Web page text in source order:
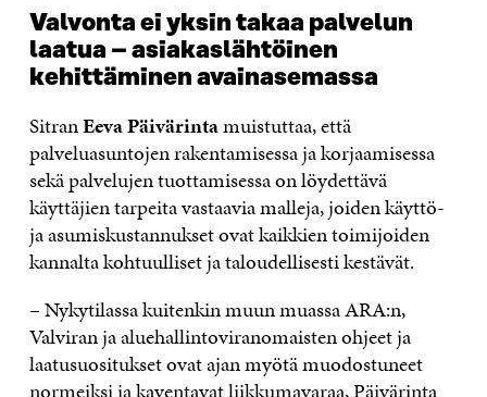
Valvonta ei yksin takaa palvelun
laatua – asiakaslähtöinen
kehittäminen avainasemassa
SitranEeva Päivärintamuistuttaa, että
palveluasuntojen rakentamisessa ja korjaamisessa
sekä palvelujen tuottamisessa on löydettävä
käyttäjien tarpeita vastaavia malleja, joiden käyttö-
ja asumiskustannukset ovat kaikkien toimijoiden
kannalta kohtuulliset ja taloudellisesti kestävät.
– Nykytilassa kuitenkin muun muassa ARA:n,
Valviran ja aluehallintoviranomaisten ohjeet ja
laatusuositukset ovat ajan myötä muodostuneet
normeiksi ja kaventavat liikkumavaraa, Päivärinta